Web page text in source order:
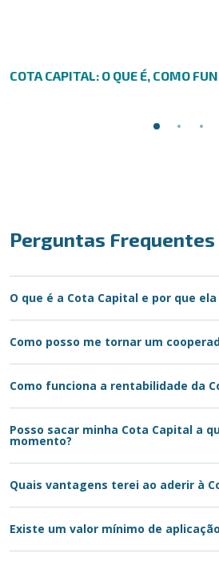
COTA CAPITAL: O QUE É, COMO
Perguntas Frequentes
O que é a Cota Capital e por que
Como posso me tornar um
Como funciona a rentabilidade da
Posso sacar minha Cota Capital a
momento?
Quais vantagens terei ao aderir à
Existe um valor mínimo de